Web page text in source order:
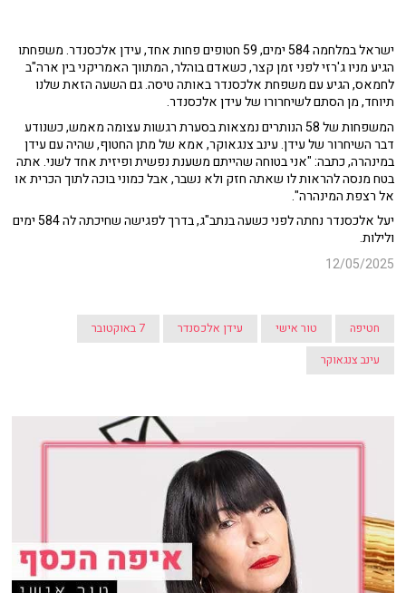
ישראל במלחמה 584 ימים, 59 חטופים פחות אחד, עידן אלכסנדר. משפחתו
הגיע מניו ג'רזי לפני זמן קצר, כשאדם בוהלר, המתווך האמריקני בין ארה"ב
לחמאס, הגיע עם משפחת אלכסנדר באותה טיסה.גם השעה הזאת שלנו
תיוחד, מן הסתם לשיחרורו של עידן אלכסנדר.
המשפחות של 58 הנותרים נמצאות בסערת רגשות עצומה מאמש, כשנודע
דבר השיחרור של עידן.עינב צנגאוקר, אמא של מתן החטוף, שהיה עם עידן
במינהרה, כתבה: "אני בטוחה שהייתם משענת נפשית ופיזית אחד לשני. אתה
בטח מנסה להראות לו שאתה חזק ולא נשבר, אבל כמוני בוכה לתוך הכרית או
אל רצפת המינהרה".
יעל אלכסנדר נחתה לפני כשעה בנתב"ג, בדרך לפגישה שחיכתה לה 584 ימים
ולילות.
12/05/2025
חטיפה טור אישי עידן אלכסנדר
7 באוקטובר
עינב צנגאוקר